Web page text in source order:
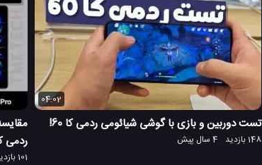
04:02
تست دوربین و بازی با گوشی شیائومی ردمی کا 60!
148 بازدید 4 سال پیش
ردمی کا 60
101 بازدید